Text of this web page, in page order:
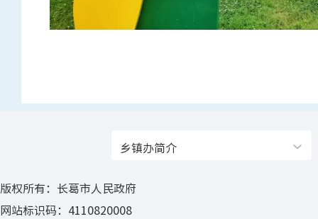
乡镇办简介
版权所有：长葛市人民政府
网站标识码：4110820008